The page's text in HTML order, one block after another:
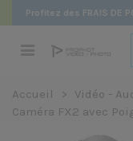
Profitez des FRAIS DE
Accueil > Vidéo -
Caméra FX2 avec